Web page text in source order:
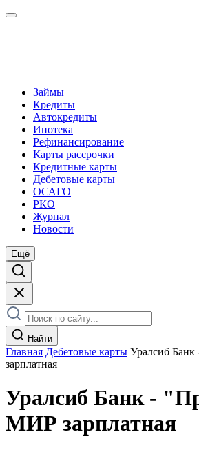
Займы
Кредиты
Автокредиты
Ипотека
Рефинансирование
Карты рассрочки
Кредитные карты
Дебетовые карты
ОСАГО
РКО
Журнал
Новости
Ещё
Найти
Главная Дебетовые карты Уралсиб
зарплатная
Уралсиб Банк -
МИР зарплатная